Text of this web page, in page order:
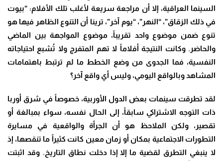
السينما العراقية، إلا أن مراجعة سريعة لأغلب تلك الأفلام: “بيوت
في ذلك الزقاق”، “النهر”، “يوم آخر”، ترينا أن التنوع الظاهر فيها هو
تنوع ضمن موضوع واحد تقريباً، موضوع المواجهة بين الماضي
والحاضر. وكانت النتيجة أفلاماً لا تهم المتفرج ولا تُشبع احتياجاته
النفسية، فما الجدوى من وضع الخطط ما لم ترتبط باهتمامات
المشاهد وبالواقع اليومي، وليس أي واقع آخر؟
لقد تطرقت سينمات بعض الدول الأوربية، خصوصاً في شرق أوربا
ذات التوجه الاشتراكي سابقاً، إلى الحال نفسه، سواء بمبالغة أو
تقصير، ولكن الملاحظ هو أن الجرأة والواقعية في مسايرة
التطورات الاجتماعية بمكان أو زمان معين كانت كثيراً ما تنقصها، إذ
لا ينبغي التطرق لقضية ما إلا إذا دخلت نطاق التاريخ. وقد اثبتت